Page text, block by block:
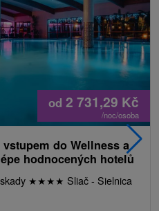
od 2 731,29 Kč
/noc/osoba
do Wellness a
hodnocených hotelů
★★★★ Sliač - Sielnica